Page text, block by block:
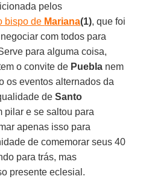
pelos
bispo de Mariana(1), que foi
com todos para
para alguma coisa,
o convite de Puebla nem
os eventos alternados da
deSanto
pilar e se saltou para
apenas isso para
de comemorar seus 40
para trás, mas
presente eclesial.